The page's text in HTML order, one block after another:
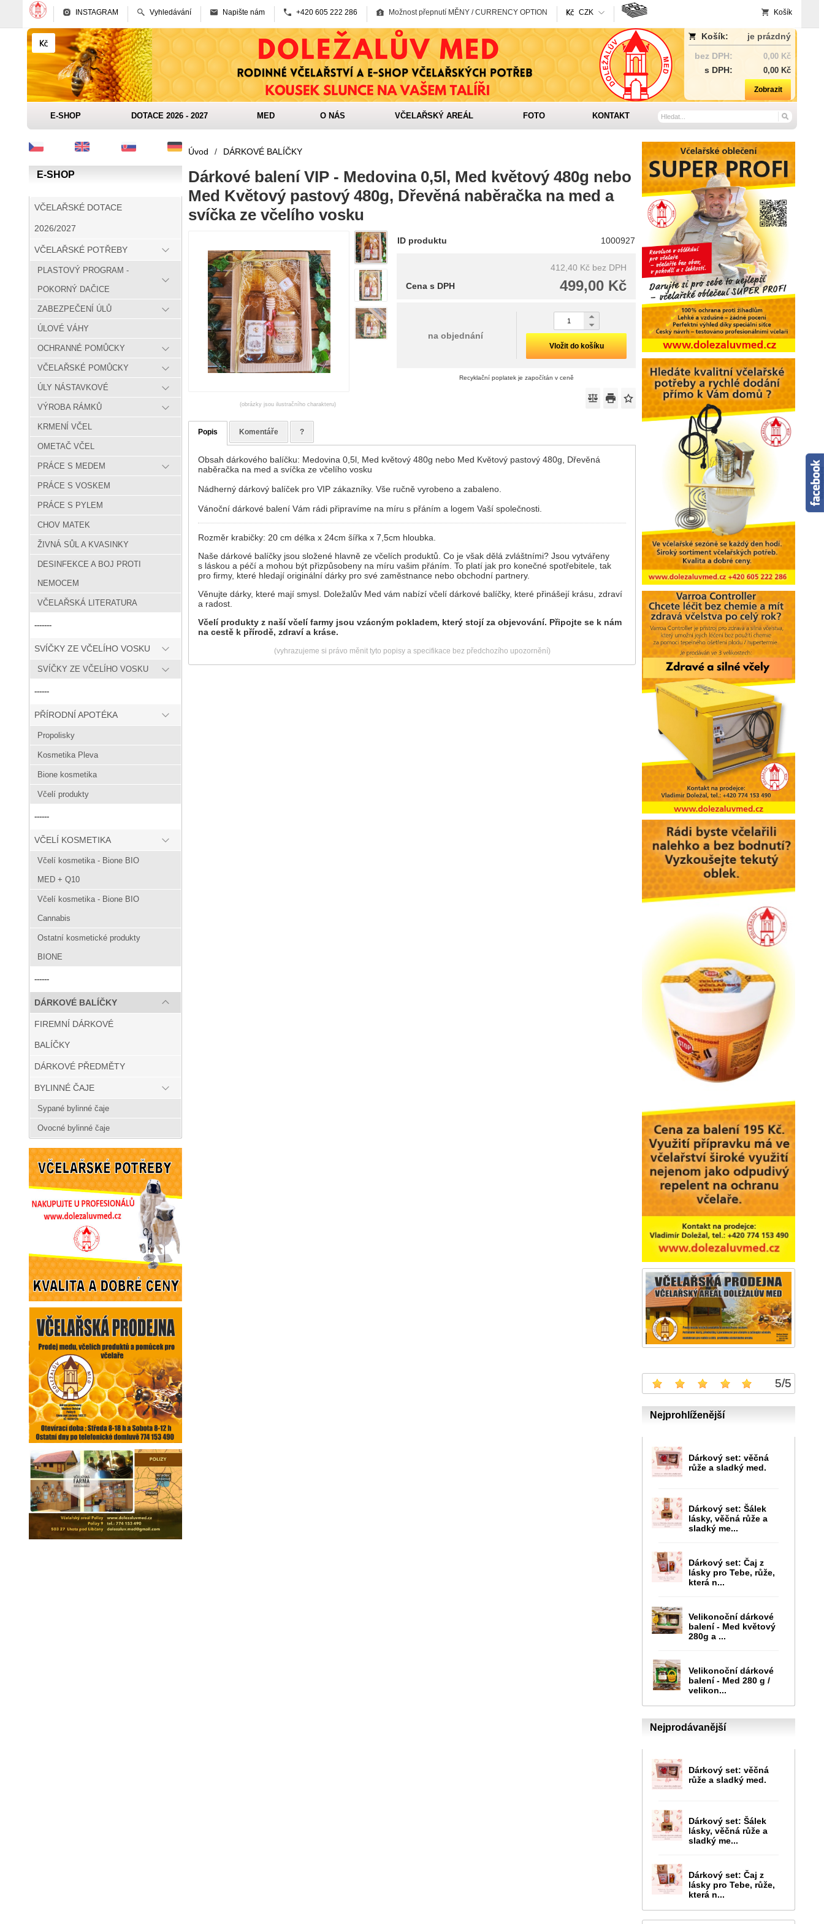
INSTAGRAM Vyhledávání Napište nám +420 605 222 286 Možnost přepnutí MĚNY / CURRENCY OPTION CZK Košík
Košík:
je prázdný
bez DPH:
0,00 Kč
s DPH: 0,00 Kč
Zobrazit
E-SHOP DOTACE 2026 - 2027 MED O NÁS VČELAŘSKÝ AREÁL FOTO KONTAKT
E-SHOP
VČELAŘSKÉ DOTACE
2026/2027
VČELAŘSKÉ POTŘEBY
PLASTOVÝ PROGRAM -
POKORNÝ DAČICE
ZABEZPEČENÍ ÚLŮ
ÚLOVÉ VÁHY
OCHRANNÉ POMŮCKY
VČELAŘSKÉ POMŮCKY
ÚLY NÁSTAVKOVÉ
VÝROBA RÁMKŮ
KRMENÍ VČEL
OMETAČ VČEL
PRÁCE S MEDEM
PRÁCE S VOSKEM
PRÁCE S PYLEM
CHOV MATEK
ŽIVNÁ SŮL A KVASINKY
DESINFEKCE A BOJ PROTI
NEMOCEM
VČELAŘSKÁ LITERATURA
-------
SVÍČKY ZE VČELÍHO VOSKU
SVÍČKY ZE VČELÍHO VOSKU
------
PŘÍRODNÍ APOTÉKA
Propolisky
Kosmetika Pleva
Bione kosmetika
Včelí produkty
------
VČELÍ KOSMETIKA
Včelí kosmetika - Bione BIO
MED + Q10
Včelí kosmetika - Bione BIO
Cannabis
Ostatní kosmetické produkty
BIONE
------
DÁRKOVÉ BALÍČKY
FIREMNÍ DÁRKOVÉ
BALÍČKY
DÁRKOVÉ PŘEDMĚTY
BYLINNÉ ČAJE
Sypané bylinné čaje
Ovocné bylinné čaje
5/5
Nejprohlíženější
Dárkový set: věčná
růže a sladký med.
Dárkový set: Šálek
lásky, věčná růže a
sladký me...
Dárkový set: Čaj z
lásky pro Tebe, růže,
která n...
Velikonoční dárkové
balení - Med květový
280g a ...
Velikonoční dárkové
balení - Med 280 g /
velikon...
Nejprodávanější
Dárkový set: věčná
růže a sladký med.
Dárkový set: Šálek
lásky, věčná růže a
sladký me...
Dárkový set: Čaj z
lásky pro Tebe, růže,
která n...
Úvod / DÁRKOVÉ BALÍČKY
Dárkové balení VIP - Medovina 0,5l, Med květový 480g nebo
Med Květový pastový 480g, Dřevěná naběračka na med a
svíčka ze včelího vosku
(obrázky jsou ilustračního charakteru)
ID produktu 1000927
412,40 Kč bez DPH
499,00 Kč
Cena s DPH
na objednání
Vložit do košíku
Recyklační poplatek je započítán v ceně
Popis Komentáře ?
Obsah dárkového balíčku: Medovina 0,5l, Med květový 480g nebo Med Květový pastový 480g, Dřevěná
naběračka na med a svíčka ze včelího vosku
Nádherný dárkový balíček pro VIP zákazníky. Vše ručně vyrobeno a zabaleno.
Vánoční dárkové balení Vám rádi připravíme na míru s přáním a logem Vaší společnosti.
Rozměr krabičky: 20 cm délka x 24cm šířka x 7,5cm hloubka.
Naše dárkové balíčky jsou složené hlavně ze včelích produktů. Co je však dělá zvláštními? Jsou vytvářeny
s láskou a péčí a mohou být přizpůsobeny na míru vašim přáním. To platí jak pro konečné spotřebitele, tak
pro firmy, které hledají originální dárky pro své zaměstnance nebo obchodní partnery.
Věnujte dárky, které mají smysl. Doležalův Med vám nabízí včelí dárkové balíčky, které přinášejí krásu, zdraví
a radost.
Včelí produkty z naší včelí farmy jsou vzácným pokladem, který stojí za objevování. Připojte se k nám
na cestě k přírodě, zdraví a kráse.
(vyhrazujeme si právo měnit tyto popisy a specifikace bez předchozího upozornění)